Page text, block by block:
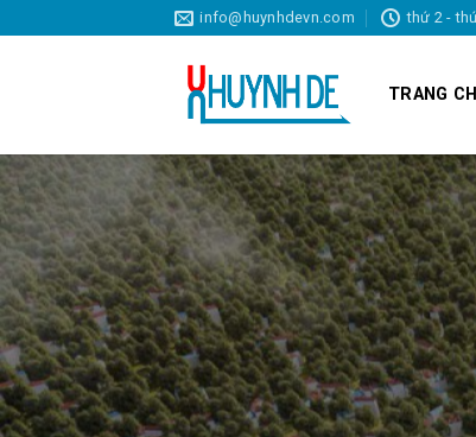
to
info@huynhdevn.com thứ 2 -
TRANG